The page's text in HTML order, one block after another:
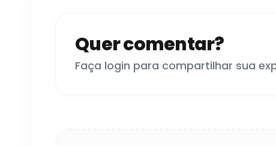
Quer comentar?
Faça login para compartilhar sua